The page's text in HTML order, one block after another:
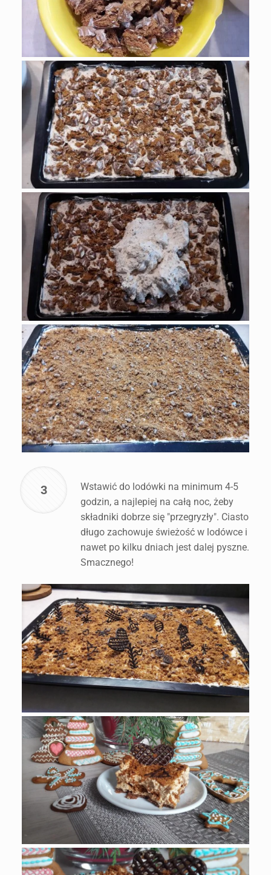
3
Wstawić do lodówki na minimum 4-5
godzin, a najlepiej na całą noc, żeby
składniki dobrze się "przegryzły". Ciasto
długo zachowuje świeżość w lodówce i
nawet po kilku dniach jest dalej pyszne.
Smacznego!